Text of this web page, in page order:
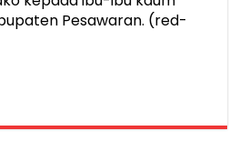
Pesawaran. (red-